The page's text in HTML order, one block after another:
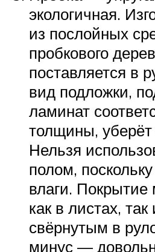
экологичная.
из послойных
пробкового
поставляется в
вид подложки,
ламинат
толщины,
Нельзя
полом,
влаги. Покрытие
как в листах,
свёрнутым в
минус —